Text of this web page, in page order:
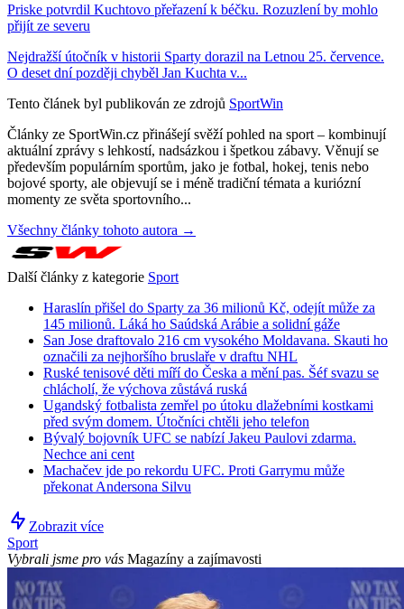
Priske potvrdil Kuchtovo přeřazení k béčku. Rozuzlení by mohlo
přijít ze severu
Nejdražší útočník v historii Sparty dorazil na Letnou 25. července.
O deset dní později chyběl Jan Kuchta v...
Tento článek byl publikován ze zdrojů SportWin
Články ze SportWin.cz přinášejí svěží pohled na sport – kombinují
aktuální zprávy s lehkostí, nadsázkou i špetkou zábavy. Věnují se
především populárním sportům, jako je fotbal, hokej, tenis nebo
bojové sporty, ale objevují se i méně tradiční témata a kuriózní
momenty ze světa sportovního...
Všechny články tohoto autora →
Další články z kategorie Sport
Haraslín přišel do Sparty za 36 milionů Kč, odejít může za
145 milionů. Láká ho Saúdská Arábie a solidní gáže
San Jose draftovalo 216 cm vysokého Moldavana. Skauti ho
označili za nejhoršího bruslaře v draftu NHL
Ruské tenisové děti míří do Česka a mění pas. Šéf svazu se
chlácholí, že výchova zůstává ruská
Ugandský fotbalista zemřel po útoku dlažebními kostkami
před svým domem. Útočníci chtěli jeho telefon
Bývalý bojovník UFC se nabízí Jakeu Paulovi zdarma.
Nechce ani cent
Machačev jde po rekordu UFC. Proti Garrymu může
překonat Andersona Silvu
Zobrazit více
Sport
Vybrali jsme pro vás Magazíny a zajímavosti